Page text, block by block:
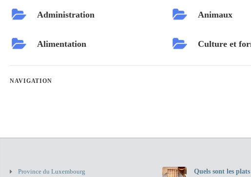
Administration
Alimentation
Animaux
Culture et
NAVIGATION
Province du Luxembourg
Quels sont les